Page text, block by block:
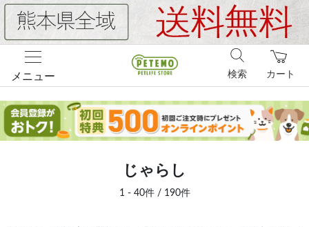
メニュー カート
検索
じゃらし
1 - 40件 / 190件